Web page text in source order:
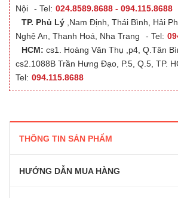
Nội
- Tel: 024.8589.8688 - 094.115.8688
TP. Phủ Lý ,Nam Định, Thái Bình, Hải
Nghệ An, Thanh Hoá, Nha Trang
- Tel:
HCM: cs1. Hoàng Văn Thụ ,p4, Q.Tân
cs2.1088B Trần Hưng Đạo, P.5, Q.5, TP.
Tel: 094.115.8688
THÔNG TIN SẢN PHẨM
HƯỚNG DẪN MUA HÀNG